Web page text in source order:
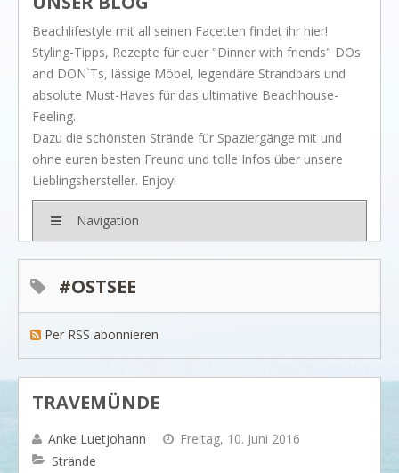
STYLES
Rivièra Style
Hampton Style
Nordic Style
BRANDS
Rivièra Maison
Ocean House
Gervasoni
Dash & Albert
Ilse Jacobsen
Artwood
PROJEKTE
SHOP
Legendäre Strandbars
Beachlifestyle mit all seinen Facetten findet ihr hier!
Styling-Tipps, Rezepte für euer "Dinner with friends" DOs
and DON`Ts, lässige Möbel, legendäre Strandbars und
absolute Must-Haves für das ultimative Beachhouse-
Feeling.
Dazu die schönsten Strände für Spaziergänge mit und
ohne euren besten Freund und tolle Infos über unsere
Lieblingshersteller. Enjoy!
Navigation
#OSTSEE
Per RSS abonnieren
TRAVEMÜNDE
Anke Luetjohann
Freitag, 10. Juni 2016
Strände